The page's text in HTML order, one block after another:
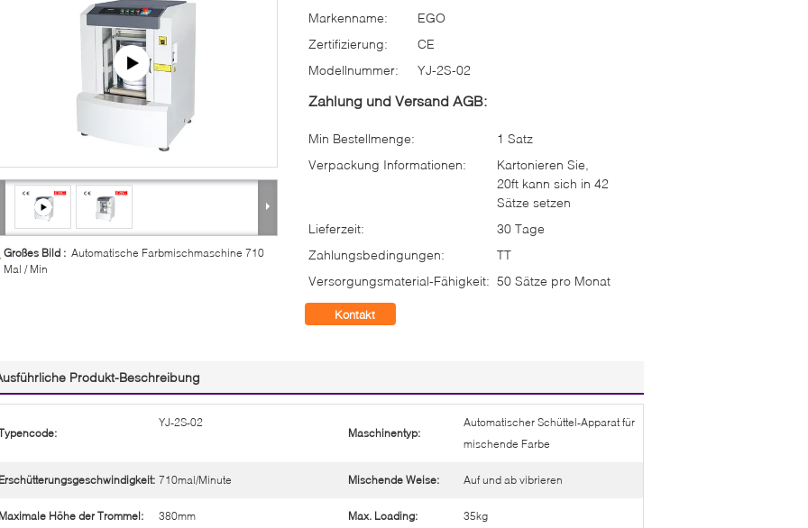
Großes Bild : Automatische Farbmischmaschine 710
Mal / Min
Markenname:
EGO
Zertifizierung:
CE
Modellnummer:
YJ-2S-02
Zahlung und Versand AGB:
Min Bestellmenge:
1 Satz
Verpackung Informationen:
Kartonieren Sie,
20ft kann sich in 42
Sätze setzen
Lieferzeit:
30 Tage
Zahlungsbedingungen:
TT
Versorgungsmaterial-Fähigkeit: 50 Sätze pro Monat
Kontakt
Produkt-Beschreibung
YJ-2S-02
Maschinentyp:
Automatischer Schüttel-Apparat für
mischende Farbe
710mal/Minute Mischende Weise: Auf und ab vibrieren
Höhe der Trommel: 380mm Max. Loading: 35kg